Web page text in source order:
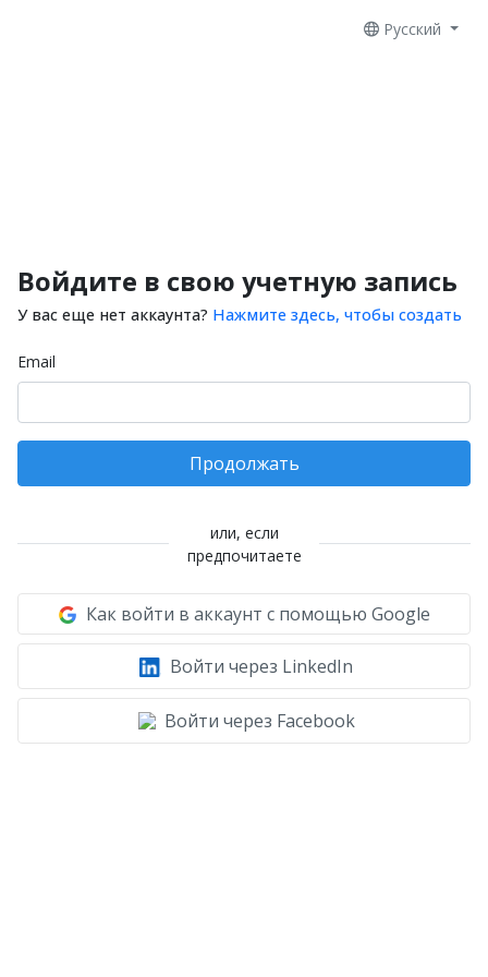
Русский
Войдите в свою учетную запись
У вас еще нет аккаунта? Нажмите здесь, чтобы создать
Email
Продолжать
или, если
предпочитаете
Как войти в аккаунт с помощью Google
Войти через LinkedIn
Войти через Facebook